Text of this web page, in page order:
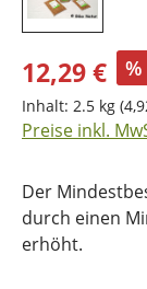
12,29 € %
Inhalt: 2.5 kg
Preise inkl.
Der
durch einen
erhöht.